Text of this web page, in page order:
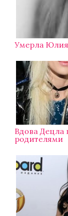
Умерла
Вдова Децла
родителями